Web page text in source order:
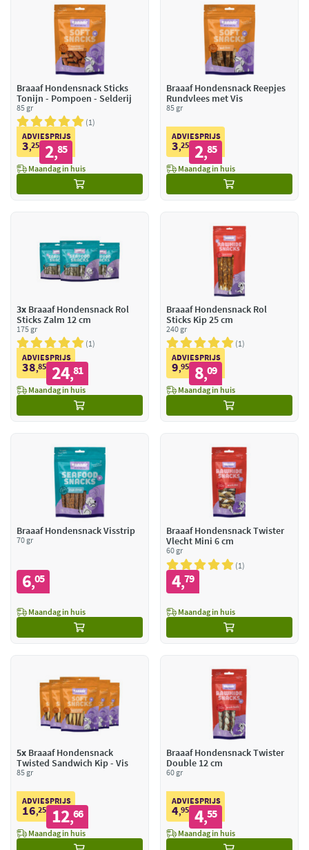
Braaaf Hondensnack Sticks
Tonijn - Pompoen - Selderij
85 gr
1
ADVIESPRIJS
3,25 2,85
Maandag in huis
Braaaf Hondensnack Reepjes
Rundvlees met Vis
85 gr
ADVIESPRIJS
3,25 2,85
Maandag in huis
3x Braaaf Hondensnack Rol
Sticks Zalm 12 cm
175 gr
1
ADVIESPRIJS
38,85 24,81
Maandag in huis
Braaaf Hondensnack Rol
Sticks Kip 25 cm
240 gr
1
ADVIESPRIJS
9,95 8,09
Maandag in huis
Braaaf Hondensnack Visstrip
70 gr
6,05
Maandag in huis
Braaaf Hondensnack Twister
Vlecht Mini 6 cm
60 gr
1
4,79
Maandag in huis
5x Braaaf Hondensnack
Twisted Sandwich Kip - Vis
85 gr
ADVIESPRIJS
16,25 12,66
Maandag in huis
Braaaf Hondensnack Twister
Double 12 cm
60 gr
ADVIESPRIJS
4,95 4,55
Maandag in huis